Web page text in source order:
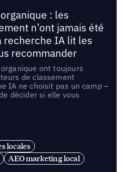
: les
n’ont jamais été
recherche IA lit les
recommander
organique ont toujours
de classement
IA ne choisit pas un camp –
décider si elle vous
locales
AEO marketing local